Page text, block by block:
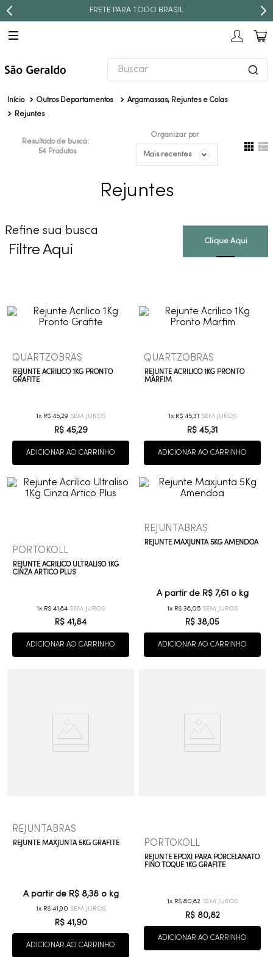
FRETE PARA TODO BRASIL
Buscar
Outros Departamentos
Argamassas, Rejuntes e Colas
Rejuntes
Resultado de busca:
54 Produtos
Organizar por
Mais recentes
Rejuntes
Refine sua busca
Filtre Aqui
QUARTZOBRAS
REJUNTE ACRILICO 1KG PRONTO
GRAFITE
1 R$ 45,29
R$ 45,29
ADICIONAR AO CARRINHO
QUARTZOBRAS
REJUNTE ACRILICO 1KG PRONTO
MARFIM
1 R$ 45,31
R$ 45,31
ADICIONAR AO CARRINHO
PORTOKOLL
REJUNTE ACRILICO ULTRALISO 1KG
CINZA ARTICO PLUS
1 R$ 41 ,84
R$ 41 ,84
ADICIONAR AO CARRINHO
REJUNTABRAS
REJUNTE MAXJUNTA 5KG AMENDOA
A partir de R$ 7,61 o kg
1 R$ 38,05
R$ 38,05
ADICIONAR AO CARRINHO
REJUNTABRAS
REJUNTE MAXJUNTA 5KG GRAFITE
A partir de R$ 8,38o kg
1 R$ 41,90
R$ 41 ,90
ADICIONAR AO CARRINHO
PORTOKOLL
REJUNTE EPOXI PARA PORCELANATO
FINO TOQUE 1KG GRAFITE
1 R$ 80,82
R$ 80,82
ADICIONAR AO CARRINHO
TERMOS MAIS BUSCADOS
1º
revestimento
2º
níquel escovado
deca acabamento registro
7º
deca you
cobre escovado